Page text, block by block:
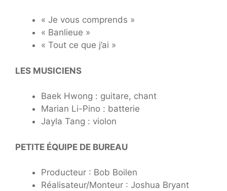
« Je vous comprends »
« Banlieue »
« Tout ce que j’ai »
LES MUSICIENS
Baek Hwong : guitare, chant
Marian Li-Pino : batterie
Jayla Tang : violon
PETITE ÉQUIPE DE BUREAU
Producteur : Bob Boilen
Réalisateur/Monteur : Joshua Bryant